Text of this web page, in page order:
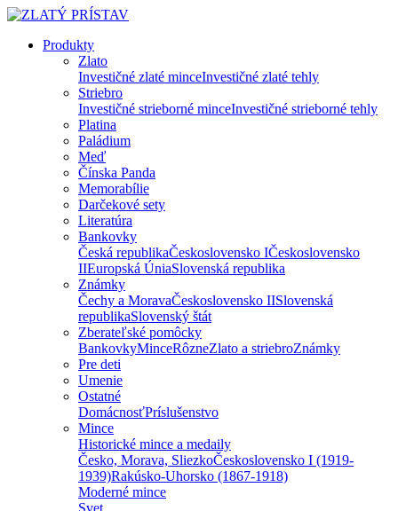
Produkty
Zlato
Investičné zlaté minceInvestičné zlaté tehly
Striebro
Investičné strieborné minceInvestičné strieborné tehly
Platina
Paládium
Meď
Čínska Panda
Memorabílie
Darčekové sety
Literatúra
Bankovky
Česká republikaČeskoslovensko IČeskoslovensko
IIEuropská ÚniaSlovenská republika
Známky
Čechy a MoravaČeskoslovensko IISlovenská
republikaSlovenský štát
Zberateľské pomôcky
BankovkyMinceRôzneZlato a striebroZnámky
Pre deti
Umenie
Ostatné
DomácnosťPríslušenstvo
Mince
Historické mince a medaily
Česko, Morava, SliezkoČeskoslovensko I (1919-
1939)Rakúsko-Uhorsko (1867-1918)
Moderné mince
Svet